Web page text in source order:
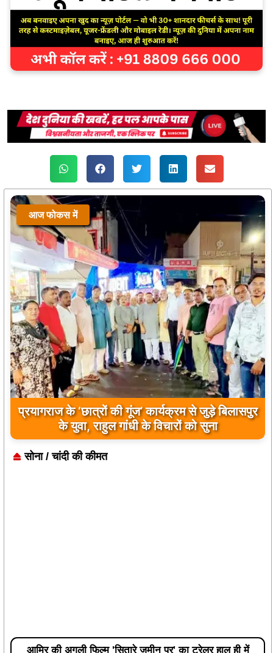
आज फोकस में
प्रयागराज के ‘छात्रों की गूंज’ कार्यक्रम से जुड़े बिलासपुर
के युवा, राहुल गांधी के विचारों को सुना
सोना / चांदी की कीमत
आमिर की अगली फिल्म 'सितारे जमीन पर' का ट्रेलर हाल ही में